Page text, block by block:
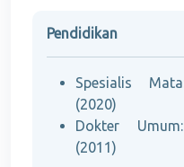
Pendidikan
Spesialis
(2020)
Dokter
(2011)